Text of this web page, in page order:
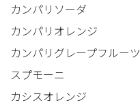
カンパリソーダ
カンパリオレンジ
カンパリグレープフルーツ
スプモーニ
カシスオレンジ